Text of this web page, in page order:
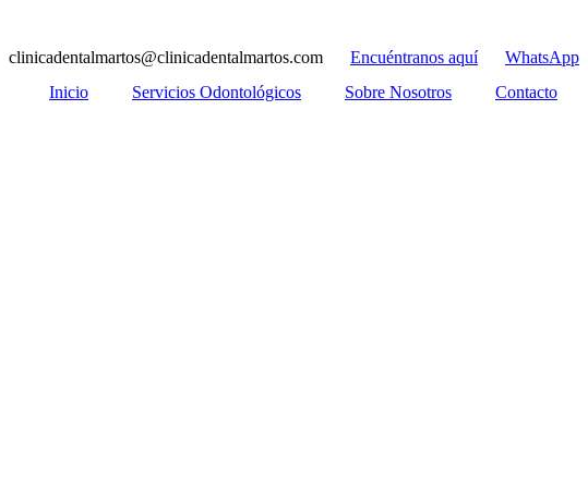
clinicadentalmartos@clinicadentalmartos.com Encuéntranos aquí
WhatsApp
Inicio
Servicios Odontológicos Sobre Nosotros
Contacto